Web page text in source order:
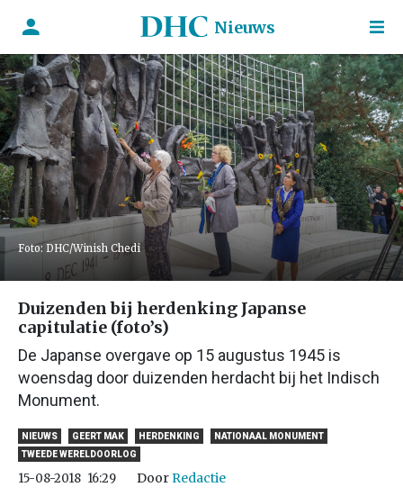
Nieuws
Foto: DHC/Winish Chedi
Duizenden bij herdenking Japanse
capitulatie (foto’s)
De Japanse overgave op 15 augustus 1945 is
woensdag door duizenden herdacht bij het Indisch
Monument.
NIEUWS GEERT MAK HERDENKING
NATIONAAL MONUMENT
TWEEDE WERELDOORLOG
15-08-2018 16:29 DoorRedactie